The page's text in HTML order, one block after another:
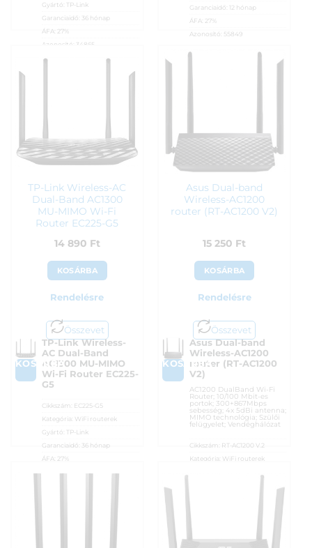
Gyártó:
TP-Link
Garanciaidő: 36 hónap
ÁFA: 27%
Azonosító:
34865
Garanciaidő:
12 hónap
ÁFA: 27%
Azonosító: 55849
14 590
TP-Link Wireless-AC
Dual-Band AC1300
MU-MIMO Wi-Fi
Router EC225-G5
14 890 Ft
KOSÁRBA
Rendelésre
Összevet
KOSÁRBA
TP-Link Wireless-
AC Dual-Band
AC1300 MU-MIMO
Wi-Fi Router EC225-
G5
Cikkszám: EC225-G5
Kategória: WiFi routerek
Gyártó:
TP-Link
Garanciaidő:
36 hónap
ÁFA:
27%
Asus Dual-band
Wireless-AC1200
router (RT-AC1200 V2)
15 250 Ft
KOSÁRBA
Rendelésre
Összevet
KOSÁRBA
Asus Dual-band
Wireless-AC1200
router (RT-AC1200
V2)
AC1200 DualBand Wi-Fi
Router; 10/100 Mbit-es
portok; 300+867Mbps
sebesség; 4x 5dBi antenna;
MIMO technológia; Szülői
felügyelet; Vendéghálózat
Cikkszám: RT-AC1200 V.2
Kategória: WiFi routerek